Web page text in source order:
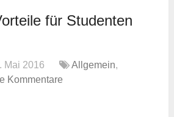
für Studenten
Mai 2016 Allgemein,
Kommentare